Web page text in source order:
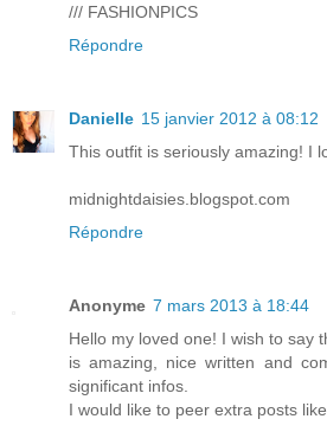
/// FASHIONPICS
Répondre
Danielle 15 janvier 2012 à 08:12
This outfit is seriously amazing! I
midnightdaisies.blogspot.com
Répondre
Anonyme 7 mars 2013 à 18:44
Неllο my loveԁ one! I wiѕh to say
iѕ аmazіng, nice wгittеn and
signіficаnt infos.
I would like to peеr eхtra posts like